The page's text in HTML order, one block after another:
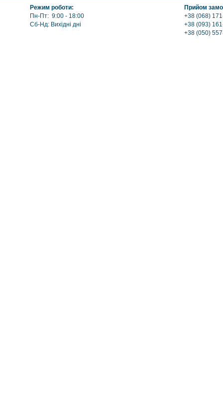
Режим роботи:
Пн-Пт: 9:00 - 18:00
Сб-Нд: Вихідні дні
Прийом
+38 (068)
+38 (093)
+38 (050)